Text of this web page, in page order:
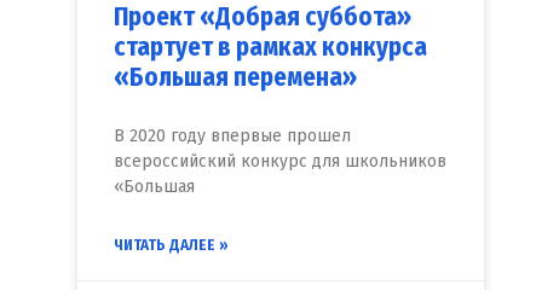
Проект «Добрая суббота»
стартует в рамках конкурса
«Большая перемена»
В 2020 году впервые прошел
всероссийский конкурс для школьников
«Большая
ЧИТАТЬ ДАЛЕЕ »